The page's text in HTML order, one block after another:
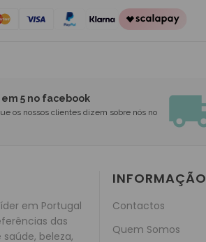
5 no facebook
os nossos clientes dizem sobre nós no
em Portugal
das
beleza,
INFORMAÇÃO
Contactos
Quem Somos